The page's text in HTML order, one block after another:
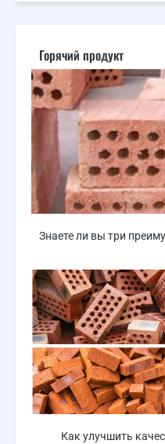
Горячий продукт
Знаете ли вы три
Как улучшить